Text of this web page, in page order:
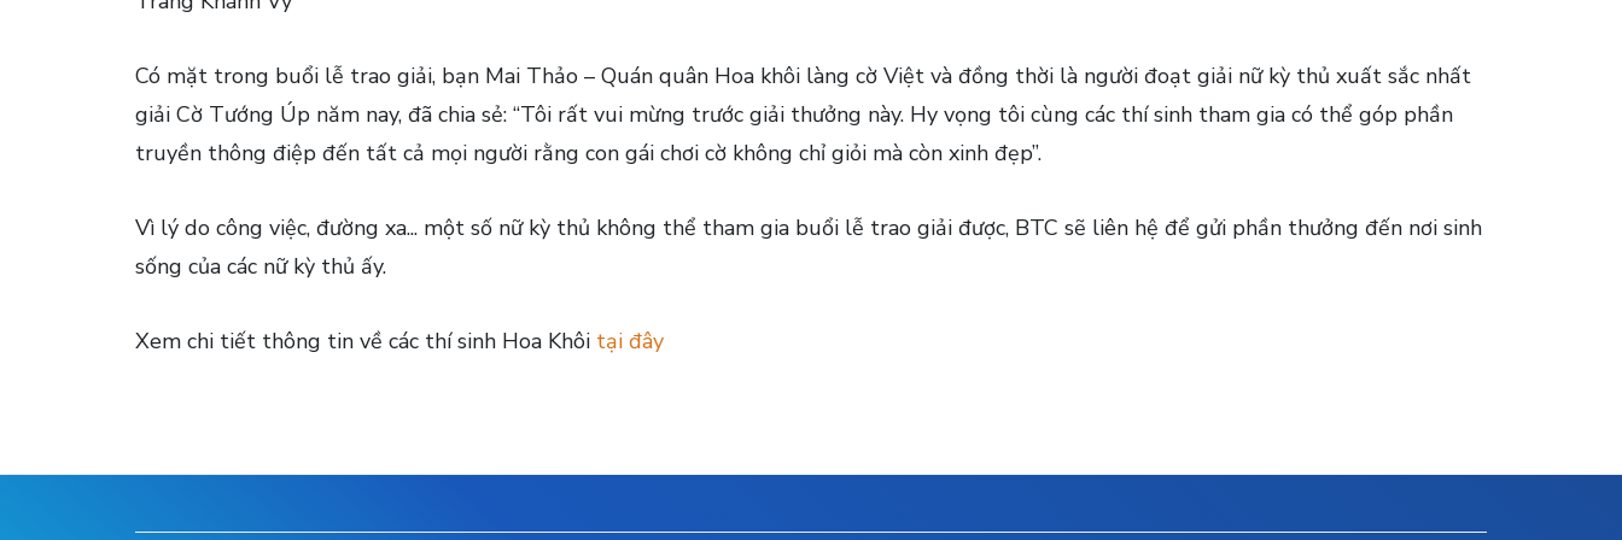
Có mặt trong buổi lễ trao giải, bạn Mai Thảo – Quán quân Hoa khôi làng cờ Việt và đồng thời là người đoạt giải nữ kỳ thủ xuất sắc nhất
giải Cờ Tướng Úp năm nay, đã chia sẻ: “Tôi rất vui mừng trước giải thưởng này. Hy vọng tôi cùng các thí sinh tham gia có thể góp phần
truyền thông điệp đến tất cả mọi người rằng con gái chơi cờ không chỉ giỏi mà còn xinh đẹp”.
Vì lý do công việc, đường xa... một số nữ kỳ thủ không thể tham gia buổi lễ trao giải được, BTC sẽ liên hệ để gửi phần thưởng đến nơi sinh
sống của các nữ kỳ thủ ấy.
Xem chi tiết thông tin về các thí sinh Hoa Khôi tại đây